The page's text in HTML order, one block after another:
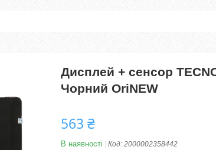
Дисплей + сенсор
Чорний OriNEW
563 ₴
В наявності Код: 2000002358442